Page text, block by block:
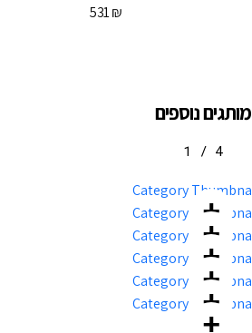
531₪
מותגים נוספים
4
/
1